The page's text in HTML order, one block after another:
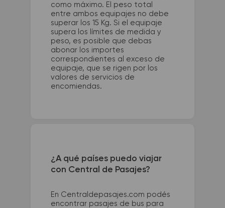
como máximo. El peso total
entre ambos equipajes no debe
superar los 15 Kg. Si el equipaje
supera los límites de medida y
peso, es posible que debas
abonar los importes
correspondientes al exceso de
equipaje, que se rigen por los
valores de servicios de
encomiendas.
¿A qué países puedo viajar
con Central de Pasajes?
En Centraldepasajes.com podés
encontrar pasajes de bus para